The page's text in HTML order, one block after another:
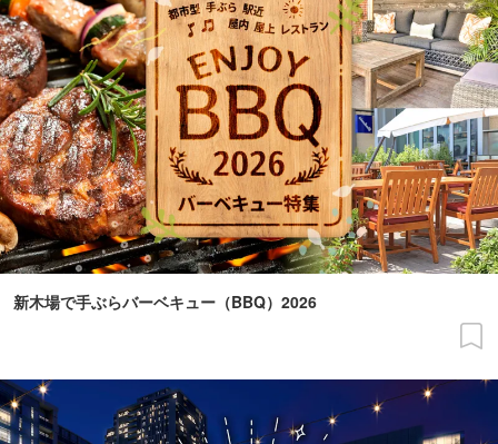
新木場で手ぶらバーベキュー（BBQ）2026